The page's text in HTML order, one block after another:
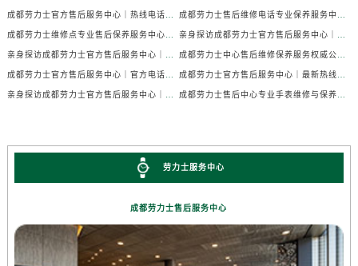
劳力士服务中心
成都劳力士售后服务中心